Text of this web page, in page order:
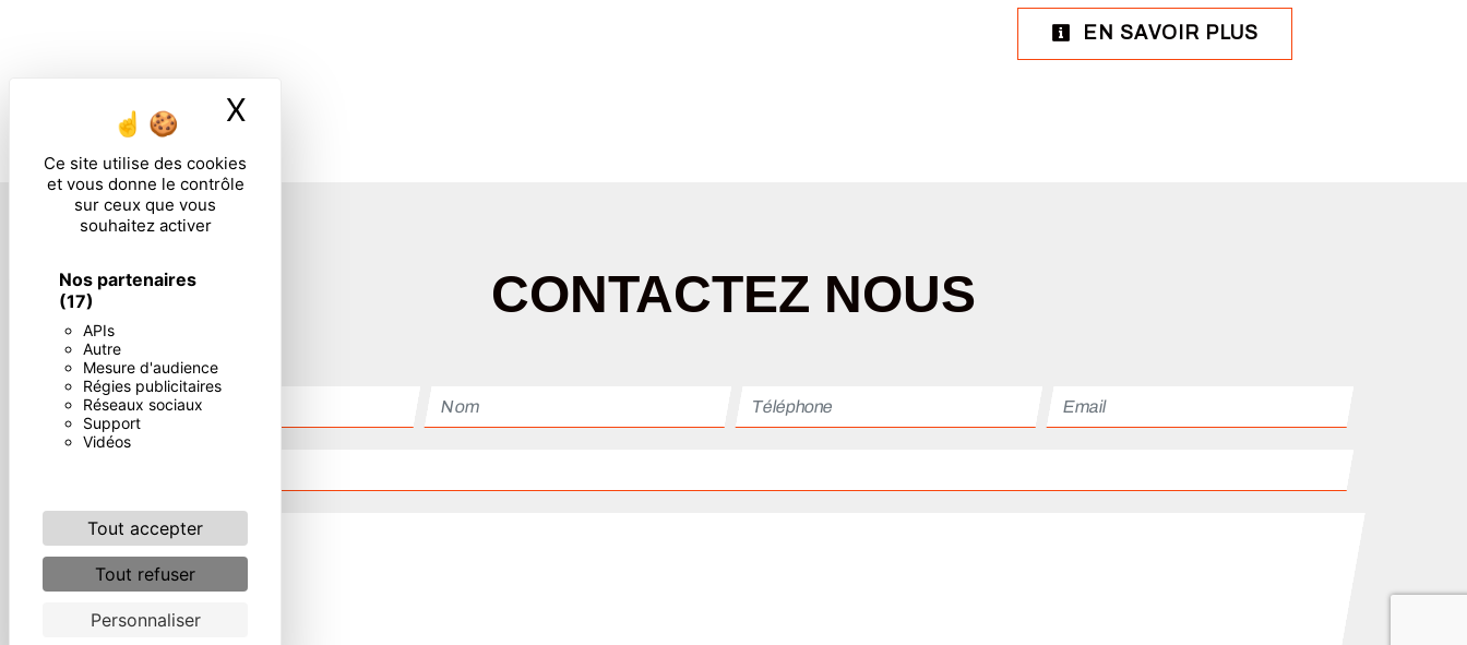
Ce site utilise des cookies
et vous donne le contrôle
sur ceux que vous
souhaitez activer
Nos partenaires
(17)
APIs
Autre
Mesure d'audience
Régies publicitaires
Réseaux sociaux
Support
Vidéos
Tout accepter
Tout refuser
Personnaliser
X
EN SAVOIR PLUS
CONTACTEZ NOUS